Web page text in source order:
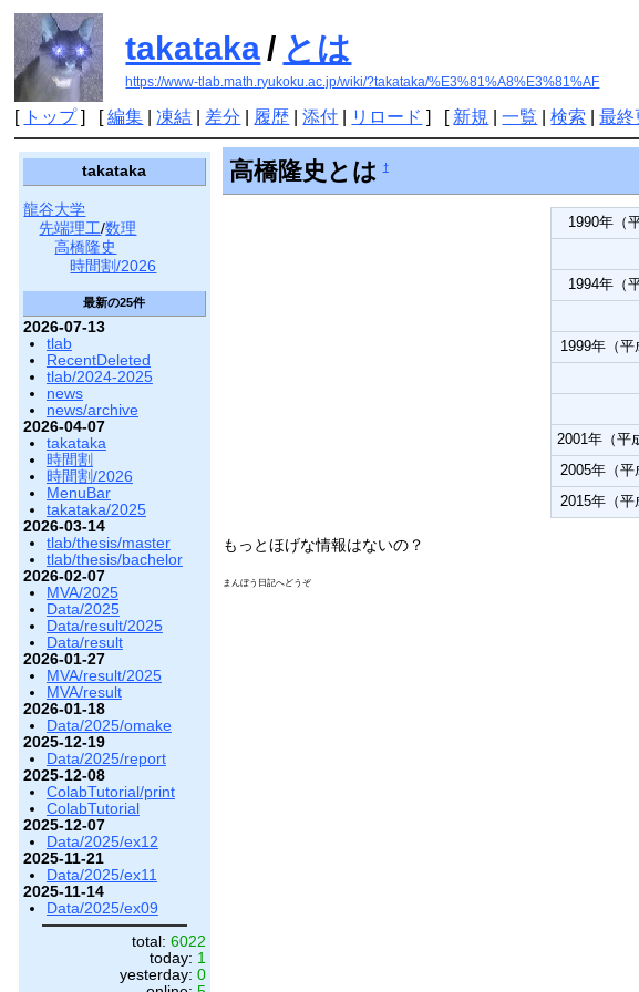
takataka/ とは
https://www-tlab.math.ryukoku.ac.jp/wiki/?takataka/%E3%81%A8%E3%81%AF
[ トップ] [編集 |凍結 差分 履歴 |添付 リロード ] [ 新規 |一覧 |検索 |最終
高橋隆史とは †
1990年（
1994年（
1999年（平
2001年（平
2005年（平
2015年（平
もっとほげな情報はないの？
まんぼう日記へどうぞ
takataka
龍谷大学
先端理工/数理
高橋隆史
時間割/2026
最新の25件
2026-07-13
tlab
RecentDeleted
tlab/2024-2025
news
news/archive
2026-04-07
takataka
時間割
時間割/2026
MenuBar
takataka/2025
2026-03-14
tlab/thesis/master
tlab/thesis/bachelor
2026-02-07
MVA/2025
Data/2025
Data/result/2025
Data/result
2026-01-27
MVA/result/2025
MVA/result
2026-01-18
Data/2025/omake
2025-12-19
Data/2025/report
2025-12-08
ColabTutorial/print
ColabTutorial
2025-12-07
Data/2025/ex12
2025-11-21
Data/2025/ex11
2025-11-14
Data/2025/ex09
total: 6022
today: 1
yesterday: 0